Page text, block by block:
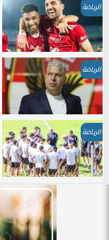
الرياضة
الرياضة
الرياضة